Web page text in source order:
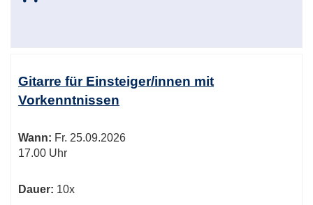
Gitarre für Einsteiger/innen mit
Vorkenntnissen
Wann: Fr. 25.09.2026
17.00 Uhr
Dauer: 10x